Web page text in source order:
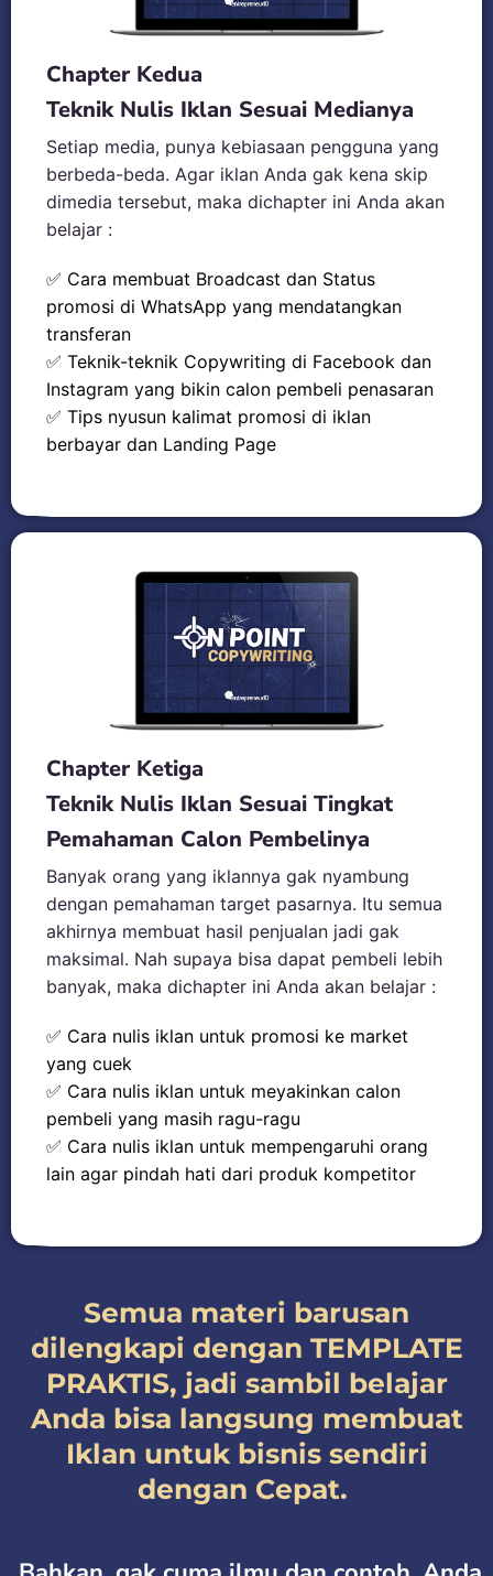
Chapter Kedua
Teknik Nulis Iklan Sesuai Medianya
Setiap media, punya kebiasaan pengguna yang
berbeda-beda. Agar iklan Anda gak kena skip
dimedia tersebut, maka dichapter ini Anda akan
belajar :
✅ Cara membuat Broadcast dan Status
promosi di WhatsApp yang mendatangkan
transferan
✅ Teknik-teknik Copywriting di Facebook dan
Instagram yang bikin calon pembeli penasaran
✅ Tips nyusun kalimat promosi di iklan
berbayar dan Landing Page
Chapter Ketiga
Teknik Nulis Iklan Sesuai Tingkat
Pemahaman Calon Pembelinya
Banyak orang yang iklannya gak nyambung
dengan pemahaman target pasarnya. Itu semua
akhirnya membuat hasil penjualan jadi gak
maksimal. Nah supaya bisa dapat pembeli lebih
banyak, maka dichapter ini Anda akan belajar :
✅ Cara nulis iklan untuk promosi ke market
yang cuek
✅ Cara nulis iklan untuk meyakinkan calon
pembeli yang masih ragu-ragu
✅ Cara nulis iklan untuk mempengaruhi orang
lain agar pindah hati dari produk kompetitor
Semua materi barusan
dilengkapi dengan TEMPLATE
PRAKTIS, jadi sambil belajar
Anda bisa langsung membuat
Iklan untuk bisnis sendiri
dengan Cepat.